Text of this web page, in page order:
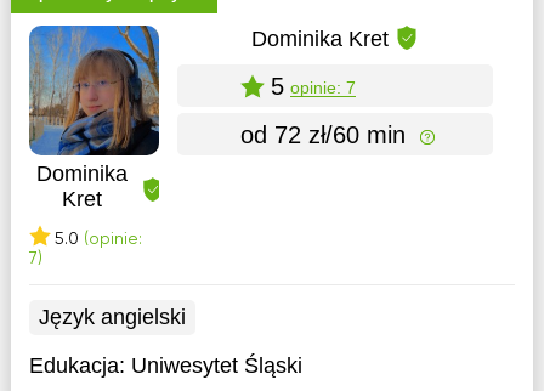
Dominika
Kret
5.0 (opinie:
7)
Dominika Kret
5 opinie: 7
od 72 zł/60 min
Język angielski
Edukacja: Uniwesytet Śląski